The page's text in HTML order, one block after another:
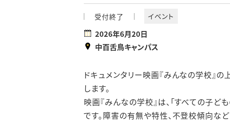
受付終了 イベント
2026年6月20日
中百舌鳥キャンパス
ドキュメンタリー映画『みんなの学校』
します。
映画『みんなの学校』は、「すべての子
です。障害の有無や特性、不登校傾向な